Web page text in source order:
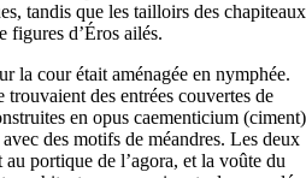
tandis que les tailloirs des chapiteaux
figures d’Éros ailés.
la cour était aménagée en nymphée.
trouvaient des entrées couvertes de
en opus caementicium (ciment)
des motifs de méandres. Les deux
portique de l’agora, et la voûte du